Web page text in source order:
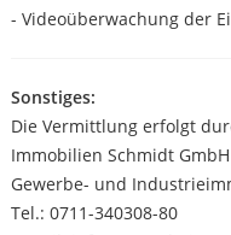
- Videoüberwachung der
Sonstiges:
Die Vermittlung erfolgt
Immobilien Schmidt GmbH
Gewerbe- und
Tel.: 0711-340308-80